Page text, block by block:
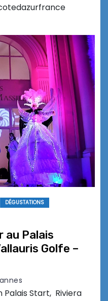
DÉGUSTATIONS
au Palais
Golfe –
Palais Start, Riviera